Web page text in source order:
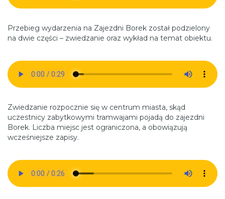
Przebieg wydarzenia na Zajezdni Borek został podzielony
na dwie części – zwiedzanie oraz wykład na temat obiektu.
Zwiedzanie rozpocznie się w centrum miasta, skąd
uczestnicy zabytkowymi tramwajami pojadą do zajezdni
Borek. Liczba miejsc jest ograniczona, a obowiązują
wcześniejsze zapisy.